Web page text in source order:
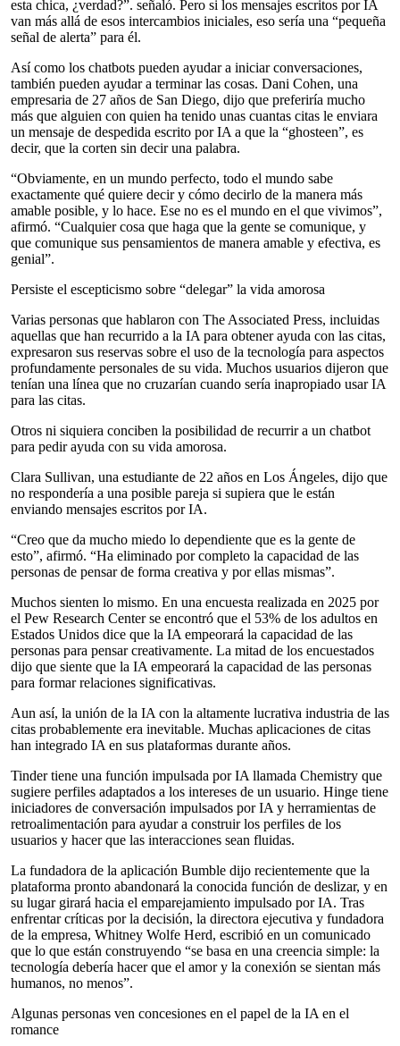
esta chica, ¿verdad?”. señaló. Pero si los mensajes escritos por IA
van más allá de esos intercambios iniciales, eso sería una “pequeña
señal de alerta” para él.
Así como los chatbots pueden ayudar a iniciar conversaciones,
también pueden ayudar a terminar las cosas. Dani Cohen, una
empresaria de 27 años de San Diego, dijo que preferiría mucho
más que alguien con quien ha tenido unas cuantas citas le enviara
un mensaje de despedida escrito por IA a que la “ghosteen”, es
decir, que la corten sin decir una palabra.
“Obviamente, en un mundo perfecto, todo el mundo sabe
exactamente qué quiere decir y cómo decirlo de la manera más
amable posible, y lo hace. Ese no es el mundo en el que vivimos”,
afirmó. “Cualquier cosa que haga que la gente se comunique, y
que comunique sus pensamientos de manera amable y efectiva, es
genial”.
Persiste el escepticismo sobre “delegar” la vida amorosa
Varias personas que hablaron con The Associated Press, incluidas
aquellas que han recurrido a la IA para obtener ayuda con las citas,
expresaron sus reservas sobre el uso de la tecnología para aspectos
profundamente personales de su vida. Muchos usuarios dijeron que
tenían una línea que no cruzarían cuando sería inapropiado usar IA
para las citas.
Otros ni siquiera conciben la posibilidad de recurrir a un chatbot
para pedir ayuda con su vida amorosa.
Clara Sullivan, una estudiante de 22 años en Los Ángeles, dijo que
no respondería a una posible pareja si supiera que le están
enviando mensajes escritos por IA.
“Creo que da mucho miedo lo dependiente que es la gente de
esto”, afirmó. “Ha eliminado por completo la capacidad de las
personas de pensar de forma creativa y por ellas mismas”.
Muchos sienten lo mismo. En una encuesta realizada en 2025 por
el Pew Research Center se encontró que el 53% de los adultos en
Estados Unidos dice que la IA empeorará la capacidad de las
personas para pensar creativamente. La mitad de los encuestados
dijo que siente que la IA empeorará la capacidad de las personas
para formar relaciones significativas.
Aun así, la unión de la IA con la altamente lucrativa industria de las
citas probablemente era inevitable. Muchas aplicaciones de citas
han integrado IA en sus plataformas durante años.
Tinder tiene una función impulsada por IA llamada Chemistry que
sugiere perfiles adaptados a los intereses de un usuario. Hinge tiene
iniciadores de conversación impulsados por IA y herramientas de
retroalimentación para ayudar a construir los perfiles de los
usuarios y hacer que las interacciones sean fluidas.
La fundadora de la aplicación Bumble dijo recientemente que la
plataforma pronto abandonará la conocida función de deslizar, y en
su lugar girará hacia el emparejamiento impulsado por IA. Tras
enfrentar críticas por la decisión, la directora ejecutiva y fundadora
de la empresa, Whitney Wolfe Herd, escribió en un comunicado
que lo que están construyendo “se basa en una creencia simple: la
tecnología debería hacer que el amor y la conexión se sientan más
humanos, no menos”.
Algunas personas ven concesiones en el papel de la IA en el
romance